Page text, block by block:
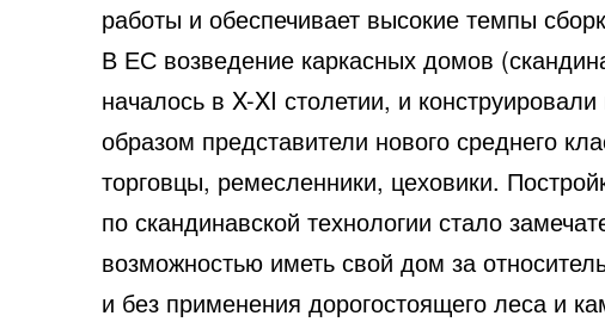
работы и обеспечивает высокие темпы
В ЕС возведение каркасных домов
началось в X-XI столетии, и
образом представители нового среднего
торговцы, ремесленники, цеховики.
по скандинавской технологии стало
возможностью иметь свой дом за
и без применения дорогостоящего леса и